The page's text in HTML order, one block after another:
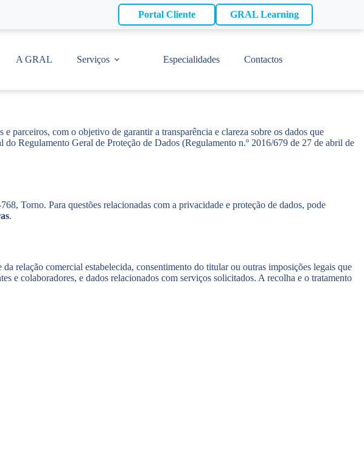
Portal Cliente GRAL Learning
A GRAL Serviços Especialidades Contactos
parceiros, com o objetivo de garantir a transparência e clareza sobre os dados que
Regulamento Geral de Proteção de Dados (Regulamento n.º 2016/679 de 27 de abril de
Torno. Para questões relacionadas com a privacidade e proteção de dados, pode
.
relação comercial estabelecida, consentimento do titular ou outras imposições legais que
e colaboradores, e dados relacionados com serviços solicitados. A recolha e o tratamento